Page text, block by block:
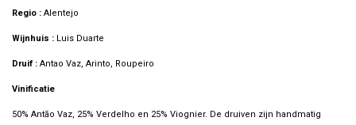
Regio : Alentejo
Wijnhuis : Luis Duarte
Druif : Antao Vaz, Arinto, Roupeiro
Vinificatie
50% Antão Vaz, 25% Verdelho en 25% Viognier. De druiven zijn handmatig